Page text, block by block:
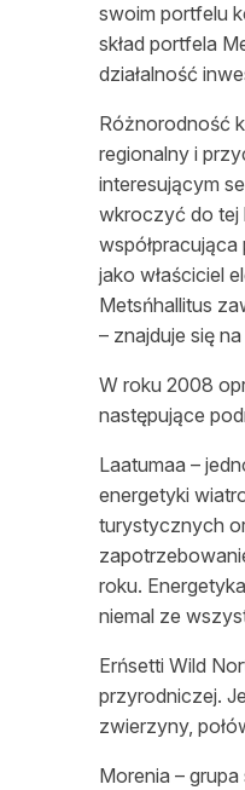
swoim portfelu
skład portfela
działalność
Różnorodność
regionalny i
interesującym
wkroczyć do tej
jako właściciel
Metsńhallitus
– znajduje się
W roku 2008
następujące
Laatumaa –
energetyki
turystycznych
roku.
niemal ze
Erńsetti Wild
przyrodniczej.
zwierzyny,
Morenia –